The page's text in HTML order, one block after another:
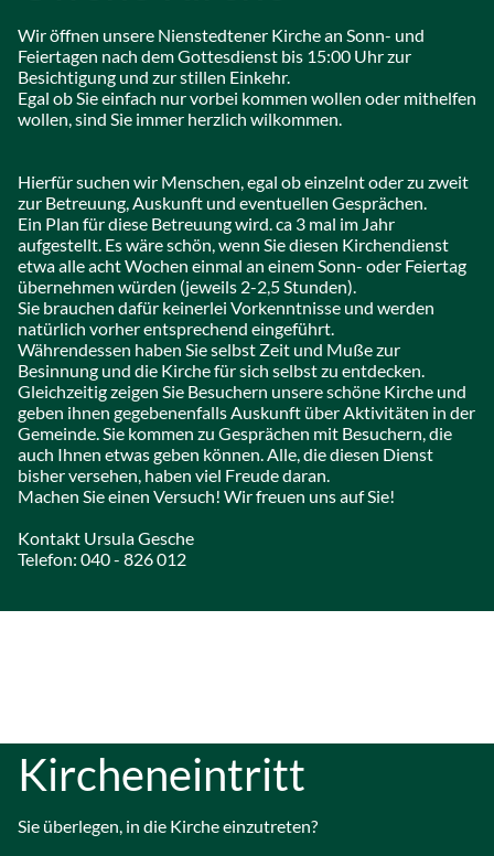
Wir öffnen unsere Nienstedtener Kirche an Sonn- und
Feiertagen nach dem Gottesdienst bis 15:00 Uhr zur
Besichtigung und zur stillen Einkehr.
Egal ob Sie einfach nur vorbei kommen wollen oder mithelfen
wollen, sind Sie immer herzlich wilkommen.
Hierfür suchen wir Menschen, egal ob einzelnt oder zu zweit
zur Betreuung, Auskunft und eventuellen Gesprächen.
Ein Plan für diese Betreuung wird. ca 3 mal im Jahr
aufgestellt. Es wäre schön, wenn Sie diesen Kirchendienst
etwa alle acht Wochen einmal an einem Sonn- oder Feiertag
übernehmen würden (jeweils 2-2,5 Stunden).
Sie brauchen dafür keinerlei Vorkenntnisse und werden
natürlich vorher entsprechend eingeführt.
Währendessen haben Sie selbst Zeit und Muße zur
Besinnung und die Kirche für sich selbst zu entdecken.
Gleichzeitig zeigen Sie Besuchern unsere schöne Kirche und
geben ihnen gegebenenfalls Auskunft über Aktivitäten in der
Gemeinde. Sie kommen zu Gesprächen mit Besuchern, die
auch Ihnen etwas geben können. Alle, die diesen Dienst
bisher versehen, haben viel Freude daran.
Machen Sie einen Versuch! Wir freuen uns auf Sie!
Kontakt Ursula Gesche
Telefon: 040 - 826 012
Kircheneintritt
Sie überlegen, in die Kirche einzutreten?